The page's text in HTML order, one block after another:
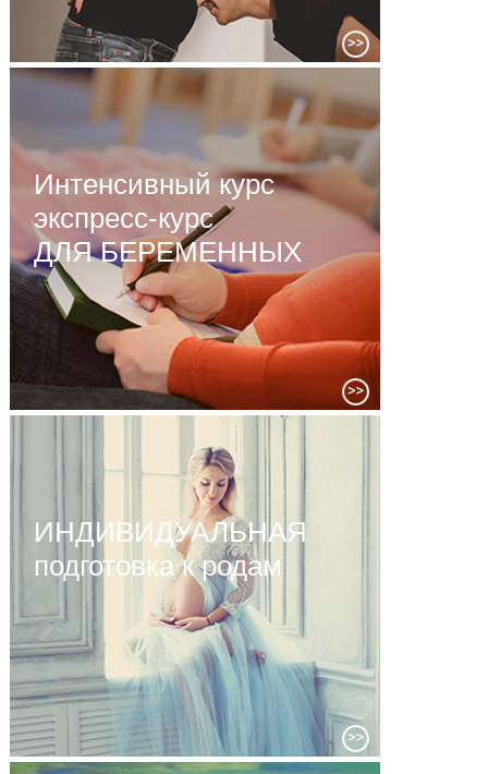
Интенсивный курс
экспресс-курс
ДЛЯ БЕРЕМЕННЫХ
ИНДИВИДУАЛЬНАЯ
подготовка к родам